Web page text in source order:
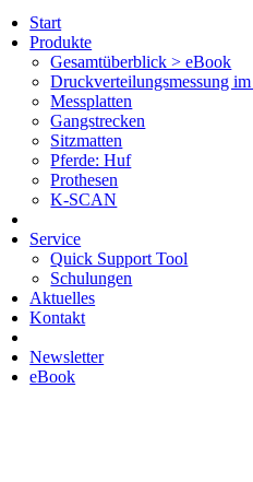
Start
Produkte
Gesamtüberblick > eBook
Druckverteilungsmessung
Messplatten
Gangstrecken
Sitzmatten
Pferde: Huf
Prothesen
K-SCAN
Service
Quick Support Tool
Schulungen
Aktuelles
Kontakt
Newsletter
eBook